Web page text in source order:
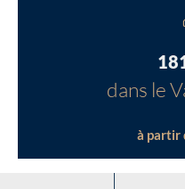
dans le
à partir